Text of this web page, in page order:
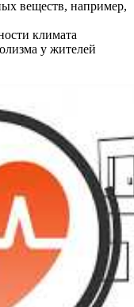
веществ, например,
климата
у жителей